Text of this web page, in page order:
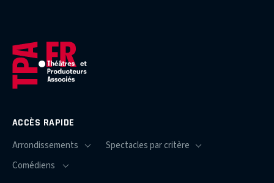
ACCÈS RAPIDE